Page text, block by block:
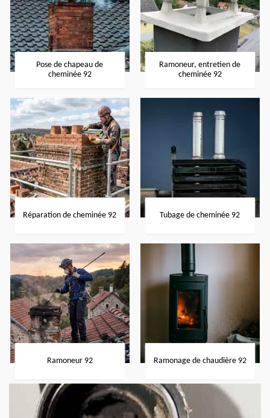
Pose de chapeau de
cheminée 92
Ramoneur, entretien de
cheminée 92
Réparation de cheminée 92 Tubage de cheminée 92
Ramoneur 92 Ramonage de chaudière 92